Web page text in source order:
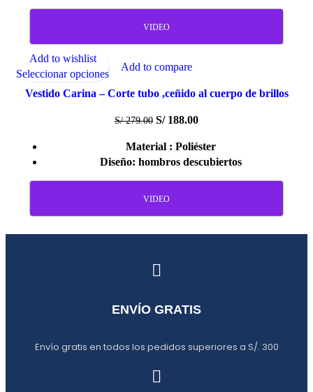
VIDEO
-33% Add to compare
Vestido Carina – Corte tubo ,ceñido al cuerpo de brillos
S/279.00 S/188.00
Material : Poliéster
Diseño: hombros descubiertos
VIDEO
Add to wishlist
Seleccionar opciones
ENVÍO GRATIS
Envío gratis en todos los pedidos superiores a S/. 300